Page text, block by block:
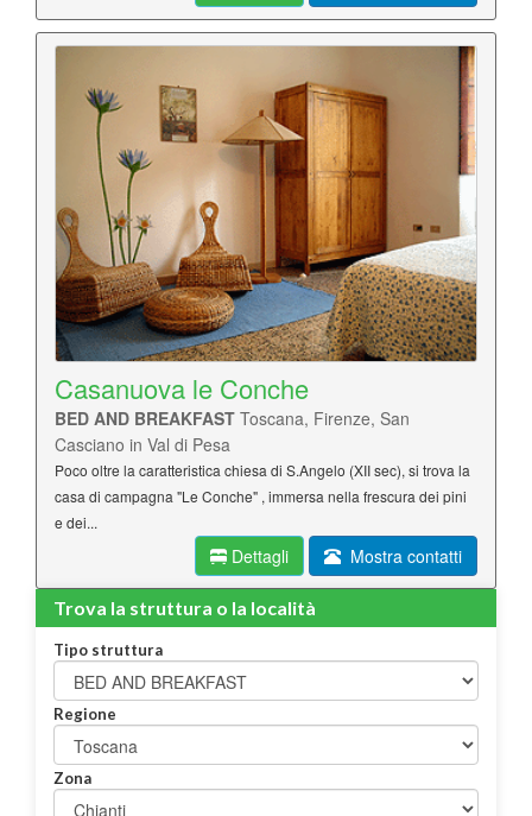
Casanuova le Conche
BED AND BREAKFAST Toscana, Firenze, San
Casciano in Val di Pesa
Poco oltre la caratteristica chiesa di S.Angelo (XII sec), si trova la
casa di campagna "Le Conche" , immersa nella frescura dei pini
e dei...
Dettagli Mostra contatti
Trova la struttura o la località
Tipo struttura
Regione
Zona